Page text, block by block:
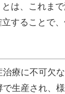
、これま
することで
療に不可欠
生産され、